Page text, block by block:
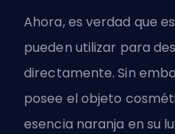
Ahora, es verdad que
pueden utilizar para
directamente. Sin
posee el objeto
esencia naranja en su